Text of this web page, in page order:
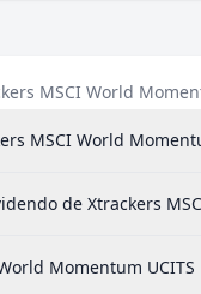
MSCI World
MSCI World
de Xtrackers
Momentum UCITS